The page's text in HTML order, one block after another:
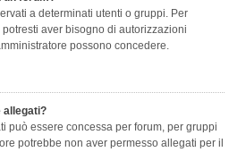
a determinati utenti o gruppi. Per
aver bisogno di autorizzazioni
possono concedere.
allegati?
può essere concessa per forum, per gruppi
potrebbe non aver permesso allegati per il